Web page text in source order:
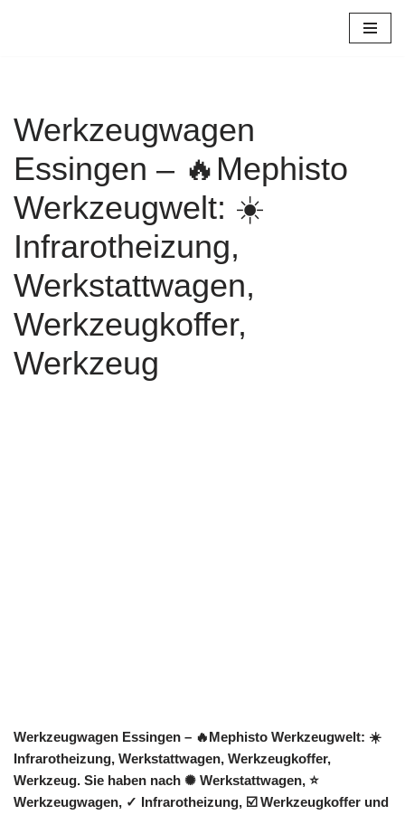
Werkzeugwagen
Essingen – 🔥Mephisto
Werkzeugwelt: ☀️
Infrarotheizung,
Werkstattwagen,
Werkzeugkoffer,
Werkzeug
Werkzeugwagen Essingen – 🔥Mephisto Werkzeugwelt: ☀️
Infrarotheizung, Werkstattwagen, Werkzeugkoffer,
Werkzeug. Sie haben nach ✺ Werkstattwagen, ⭐
Werkzeugwagen, ✓ Infrarotheizung, ☑️ Werkzeugkoffer und